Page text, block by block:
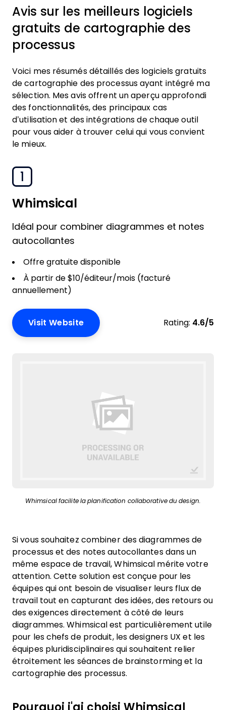
Avis sur les meilleurs logiciels
gratuits de cartographie des
processus
Voici mes résumés détaillés des logiciels gratuits
de cartographie des processus ayant intégré ma
sélection. Mes avis offrent un aperçu approfondi
des fonctionnalités, des principaux cas
d’utilisation et des intégrations de chaque outil
pour vous aider à trouver celui qui vous convient
le mieux.
1
Whimsical
Idéal pour combiner diagrammes et notes
autocollantes
Offre gratuite disponible
À partir de $10/éditeur/mois (facturé
annuellement)
Visit Website Rating: 4.6/5
Whimsical facilite la planification collaborative du design.
Si vous souhaitez combiner des diagrammes de
processus et des notes autocollantes dans un
même espace de travail, Whimsical mérite votre
attention. Cette solution est conçue pour les
équipes qui ont besoin de visualiser leurs flux de
travail tout en capturant des idées, des retours ou
des exigences directement à côté de leurs
diagrammes. Whimsical est particulièrement utile
pour les chefs de produit, les designers UX et les
équipes pluridisciplinaires qui souhaitent relier
étroitement les séances de brainstorming et la
cartographie des processus.
Pourquoi j'ai choisi Whimsical